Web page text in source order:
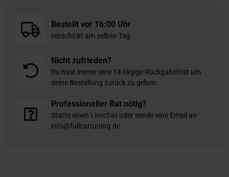
Bestellt vor 16:00 Uhr
verschickt am selben Tag
Nicht zufrieden?
Du hast immer eine 14-tägige Rückgabefrist um
deine Bestellung zurück zu geben.
Professioneller Rat nötig?
Starte einen Livechat oder sende eine Email an
info@fullcartuning.de